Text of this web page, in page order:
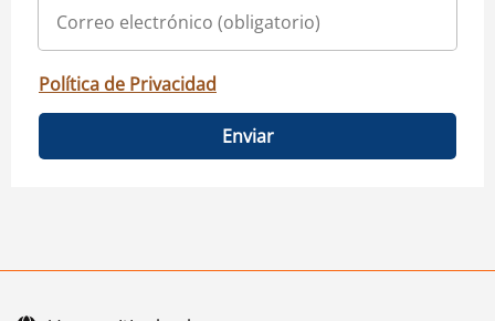
Política de Privacidad
Enviar